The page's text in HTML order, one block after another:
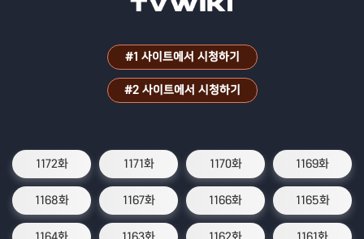
#1 사이트에서 시청하기
#2 사이트에서 시청하기
1172화 1171화 1170화 1169화
1168화 1167화 1166화 1165화